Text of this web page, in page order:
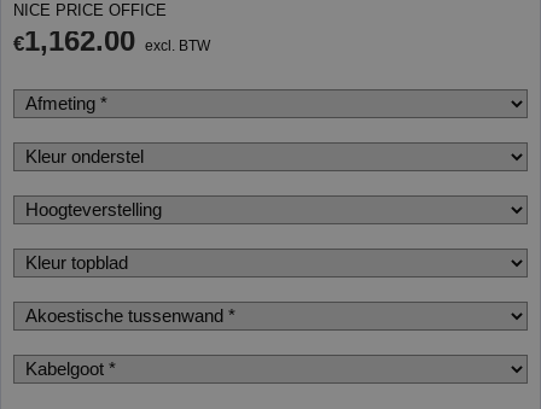
NICE PRICE OFFICE
€1,162.00 excl. BTW